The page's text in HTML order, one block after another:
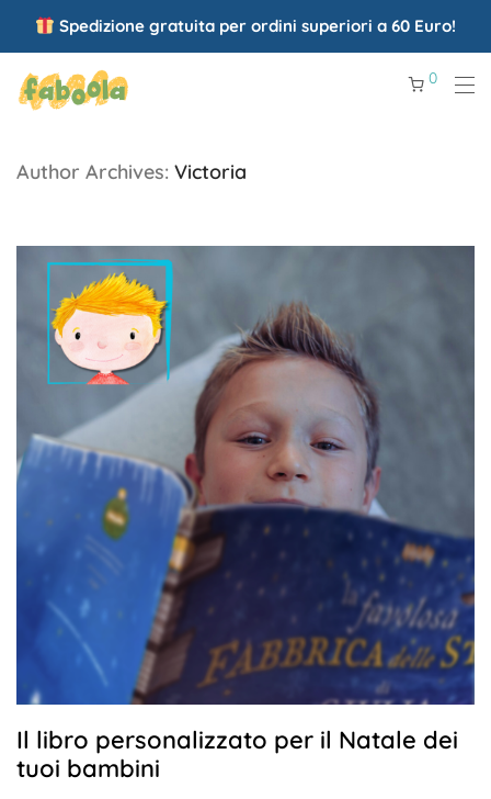
Spedizione gratuita per ordini superiori a 60 Euro!
0
Author Archives: Victoria
Il libro personalizzato per il Natale dei
tuoi bambini